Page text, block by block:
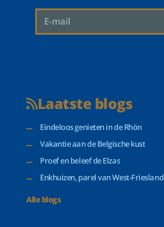
Laatste blogs
Eindeloos genieten in de Rhön
Vakantie aan de Belgische kust
Proef en beleef de Elzas
Enkhuizen, parel van West-Friesland
Alle blogs